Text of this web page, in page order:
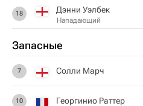
18 Дэнни Уэлбек
Нападающий
Запасные
7 Солли Марч
10 Георгинио Раттер